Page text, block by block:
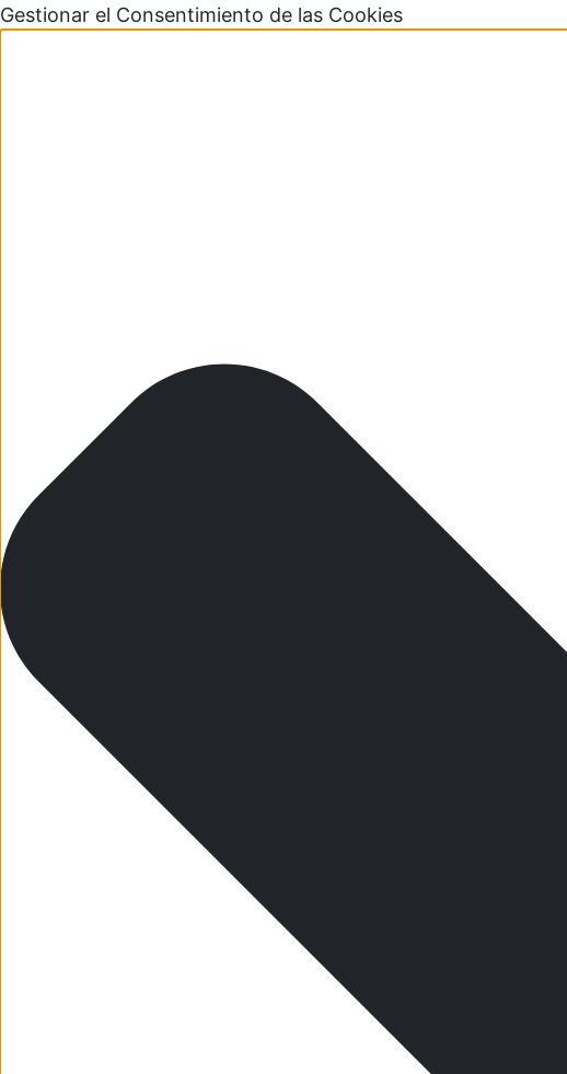
Gestionar el Consentimiento de las Cookies